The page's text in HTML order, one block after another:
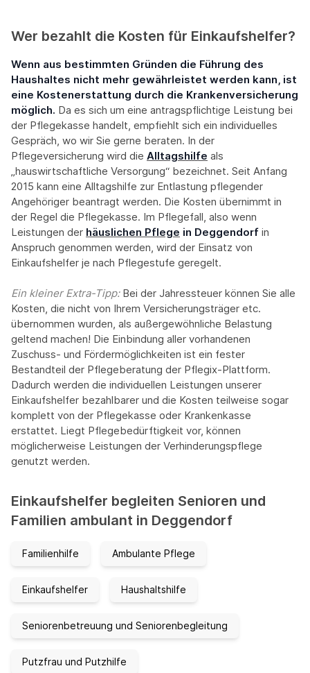
Wer bezahlt die Kosten für Einkaufshelfer?
Wenn aus bestimmten Gründen die Führung des
Haushaltes nicht mehr gewährleistet werden kann, ist
eine Kostenerstattung durch die Krankenversicherung
möglich. Da es sich um eine antragspflichtige Leistung bei
der Pflegekasse handelt, empfiehlt sich ein individuelles
Gespräch, wo wir Sie gerne beraten. In der
Pflegeversicherung wird die Alltagshilfe als
„hauswirtschaftliche Versorgung“ bezeichnet. Seit Anfang
2015 kann eine Alltagshilfe zur Entlastung pflegender
Angehöriger beantragt werden. Die Kosten übernimmt in
der Regel die Pflegekasse. Im Pflegefall, also wenn
Leistungen der häuslichen Pflege in Deggendorf in
Anspruch genommen werden, wird der Einsatz von
Einkaufshelfer je nach Pflegestufe geregelt.
Ein kleiner Extra-Tipp:‍ Bei der Jahressteuer können Sie alle
Kosten, die nicht von Ihrem Versicherungsträger etc.
übernommen wurden, als außergewöhnliche Belastung
geltend machen! Die Einbindung aller vorhandenen
Zuschuss- und Fördermöglichkeiten ist ein fester
Bestandteil der Pflegeberatung der Pflegix-Plattform.
Dadurch werden die individuellen Leistungen unserer
Einkaufshelfer bezahlbarer und die Kosten teilweise sogar
komplett von der Pflegekasse oder Krankenkasse
erstattet. Liegt Pflegebedürftigkeit vor, können
möglicherweise Leistungen der Verhinderungspflege
genutzt werden.
Einkaufshelfer begleiten Senioren und
Familien ambulant in Deggendorf
Familienhilfe Ambulante Pflege
Einkaufshelfer Haushaltshilfe
Seniorenbetreuung und Seniorenbegleitung
Putzfrau und Putzhilfe